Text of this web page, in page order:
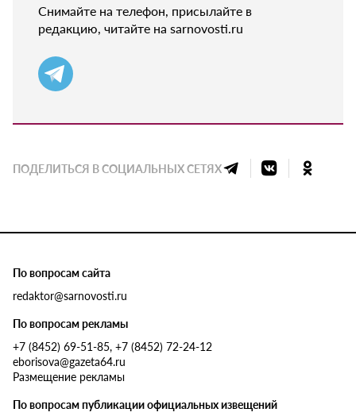
Снимайте на телефон, присылайте в
редакцию, читайте на sarnovosti.ru
ПОДЕЛИТЬСЯ В СОЦИАЛЬНЫХ СЕТЯХ
По вопросам сайта
redaktor@sarnovosti.ru
По вопросам рекламы
+7 (8452) 69-51-85, +7 (8452) 72-24-12
eborisova@gazeta64.ru
Размещение рекламы
По вопросам публикации официальных извещений